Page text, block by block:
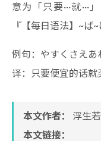
意为「只要···就
『【每日语法】~ば~
例句：やすくさえあ
译：只要便宜的话就
本文作者： 浮生
本文链接：